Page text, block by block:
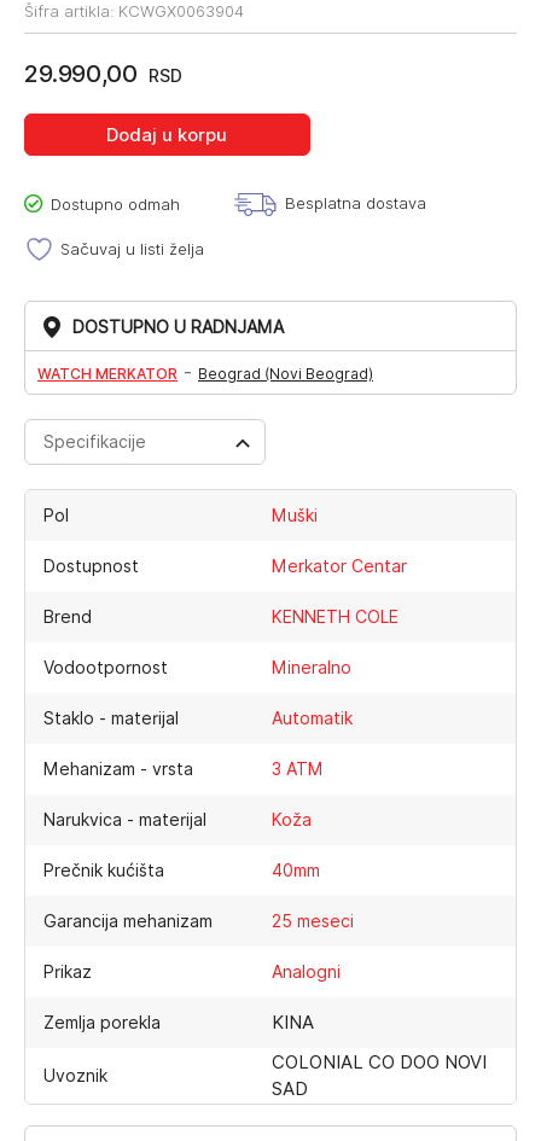
Šifra artikla: KCWGX0063904
29.990,00 RSD
Dodaj u korpu
Dostupno odmah Besplatna dostava
Sačuvaj u listi želja
DOSTUPNO U RADNJAMA
WATCH MERKATOR - Beograd (Novi Beograd)
Specifikacije
Pol Muški
Dostupnost Merkator Centar
Brend KENNETH COLE
Vodootpornost Mineralno
Staklo - materijal Automatik
Mehanizam - vrsta 3 ATM
Narukvica - materijal Koža
Prečnik kućišta 40mm
Garancija mehanizam 25 meseci
Prikaz Analogni
Zemlja porekla KINA
Uvoznik
COLONIAL CO DOO NOVI
SAD